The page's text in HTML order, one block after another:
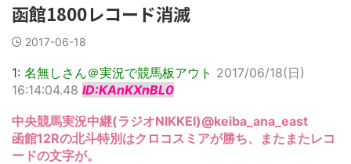
函館1800レコード消滅
2017-06-18
1: 名無しさん＠実況で競馬板アウト 2017/06/18(日)
16:14:04.48 ID:KAnKXnBL0
中央競馬実況中継(ラジオNIKKEI)‏@keiba_ana_east
函館12Rの北斗特別はクロコスミアが勝ち、またまたレコ
ードの文字が。